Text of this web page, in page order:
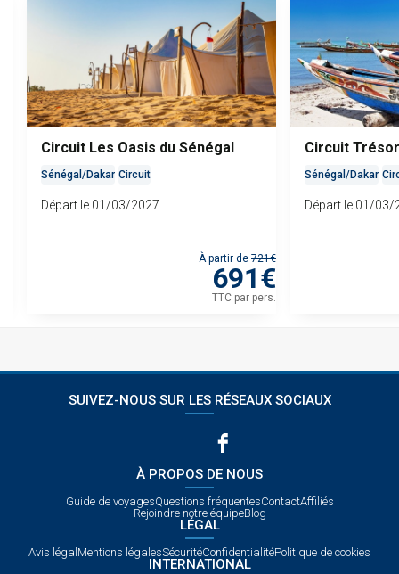
Circuit Les Oasis du Sénégal
Sénégal /Dakar Circuit
Départ le 01/03/2027
À partir de 721€
691€
TTC par pers.
Circuit
Sénégal /Dakar
Départ le 01/03/
SUIVEZ-NOUS SUR LES RÉSEAUX SOCIAUX
À PROPOS DE NOUS
Guide de voyagesQuestions fréquentesContactAffiliés
Rejoindre notre équipeBlog
LÉGAL
Avis légal Mentions légalesSécuritéConfidentialitéPolitique de cookies
INTERNATIONAL